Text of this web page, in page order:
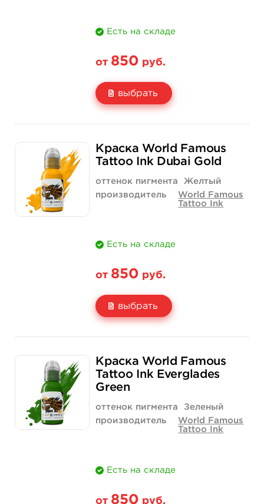
Есть на складе
от 850 руб.
выбрать
Количество
850 руб.
купить
1 400 руб.
купить
Краска World Famous
Tattoo Ink Dubai Gold
оттенок пигмента
Желтый
производитель
World Famous
Tattoo Ink
Есть на складе
от 850 руб.
выбрать
Количество
850 руб.
купить
1 400 руб.
Краска World Famous
Tattoo Ink Everglades
Green
оттенок пигмента
Зеленый
производитель
World Famous
Tattoo Ink
Есть на складе
от 850 руб.